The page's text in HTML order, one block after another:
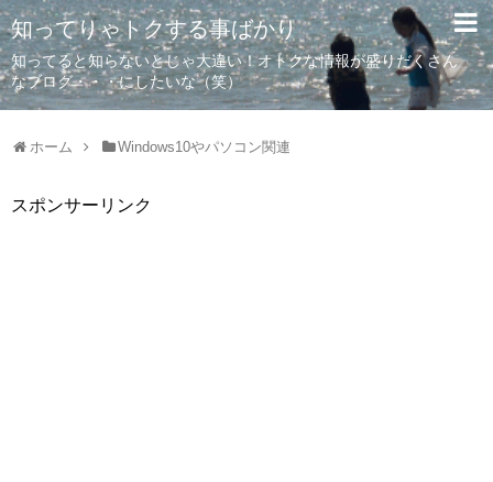
知ってりゃトクする事ばかり
知ってると知らないとじゃ大違い！オトクな情報が盛りだくさん
なブログ・・・にしたいな（笑）
ホーム Windows10やパソコン関連
スポンサーリンク